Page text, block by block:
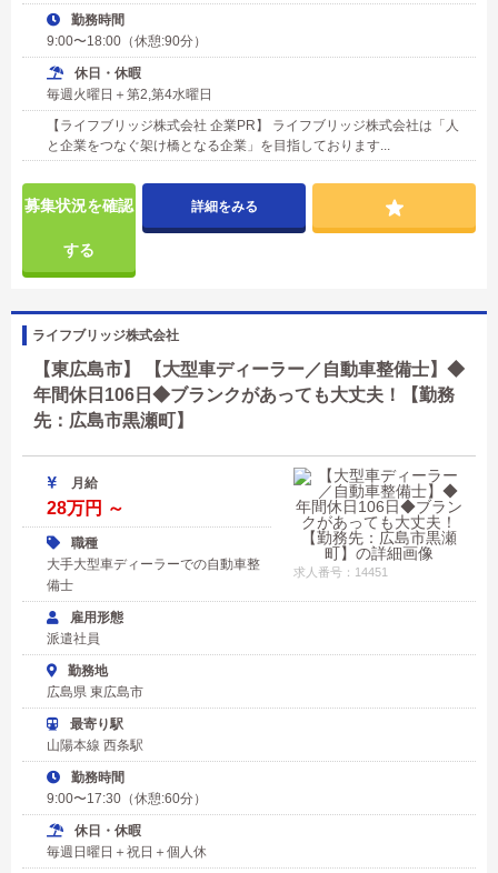
勤務時間
9:00〜18:00（休憩:90分）
休日・休暇
毎週火曜日＋第2,第4水曜日
【ライフブリッジ株式会社 企業PR】 ライフブリッジ株式会社は「人
と企業をつなぐ架け橋となる企業」を目指しております...
募集状況を確認
する
詳細をみる
ライフブリッジ株式会社
【東広島市】 【大型車ディーラー／自動車整備士】◆
年間休日106日◆ブランクがあっても大丈夫！【勤務
先：広島市黒瀬町】
求人番号：14451
月給
28万円 ～
職種
大手大型車ディーラーでの自動車整
備士
雇用形態
派遣社員
勤務地
広島県 東広島市
最寄り駅
山陽本線 西条駅
勤務時間
9:00〜17:30（休憩:60分）
休日・休暇
毎週日曜日＋祝日＋個人休